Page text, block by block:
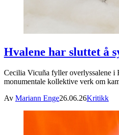
Hvalene har sluttet å
Cecilia Vicuña fyller overlyssalene i
monumentale kollektive verk om
Av Mariann Enge26.06.26Kritikk